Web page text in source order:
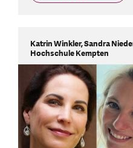
Katrin Winkler, Sandra
Hochschule Kempten